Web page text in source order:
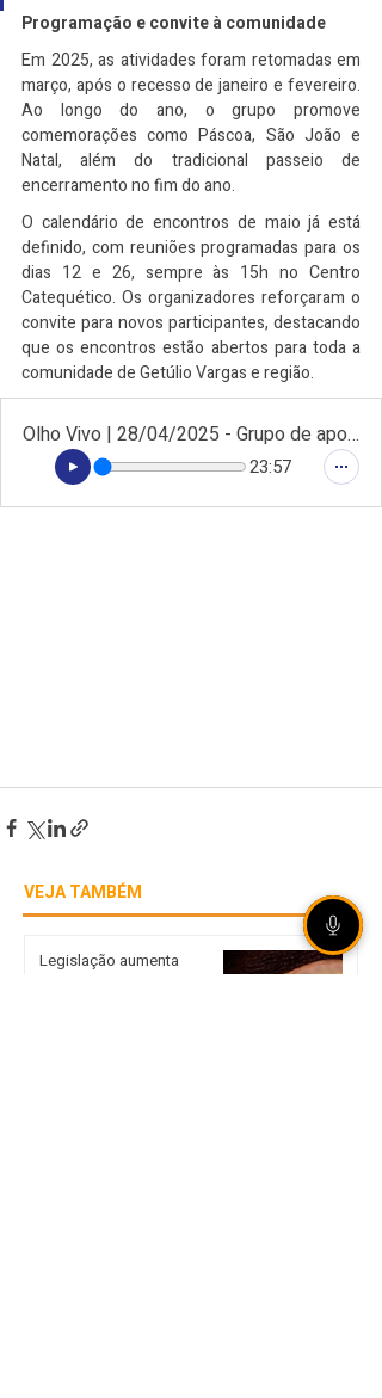
Programação e convite à comunidade
Em 2025, as atividades foram retomadas em
março, após o recesso de janeiro e fevereiro.
Ao longo do ano, o grupo promove
comemorações como Páscoa, São João e
Natal, além do tradicional passeio de
encerramento no fim do ano.
O calendário de encontros de maio já está
definido, com reuniões programadas para os
dias 12 e 26, sempre às 15h no Centro
Catequético. Os organizadores reforçaram o
convite para novos participantes, destacando
que os encontros estão abertos para toda a
comunidade de Getúlio Vargas e região.
Olho Vivo | 28/04/2025 - Grupo de apoio Com a Vida de Novo destaca atividades e fortalecimento da rede de acolhimento em Getúlio Vargas
23:57
VEJA TAMBÉM
Legislação aumenta